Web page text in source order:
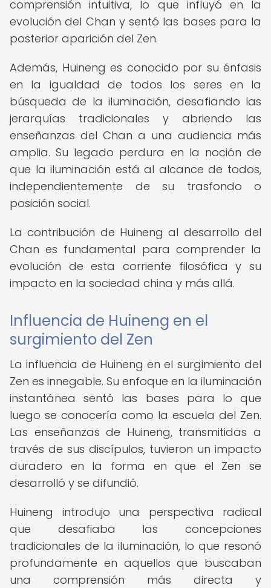
comprensión intuitiva, lo que influyó en la
evolución del Chan y sentó las bases para la
posterior aparición del Zen.
Además, Huineng es conocido por su énfasis
en la igualdad de todos los seres en la
búsqueda de la iluminación, desafiando las
jerarquías tradicionales y abriendo las
enseñanzas del Chan a una audiencia más
amplia. Su legado perdura en la noción de
que la iluminación está al alcance de todos,
independientemente de su trasfondo o
posición social.
La contribución de Huineng al desarrollo del
Chan es fundamental para comprender la
evolución de esta corriente filosófica y su
impacto en la sociedad china y más allá.
Influencia de Huineng en el
surgimiento del Zen
La influencia de Huineng en el surgimiento del
Zen es innegable. Su enfoque en la iluminación
instantánea sentó las bases para lo que
luego se conocería como la escuela del Zen.
Las enseñanzas de Huineng, transmitidas a
través de sus discípulos, tuvieron un impacto
duradero en la forma en que el Zen se
desarrolló y se difundió.
Huineng introdujo una perspectiva radical
que desafiaba las concepciones
tradicionales de la iluminación, lo que resonó
profundamente en aquellos que buscaban
una comprensión más directa y